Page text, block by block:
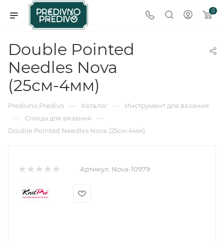
0
Double Pointed
Needles Nova
(25см-4мм)
Predivno Predivo — Каталог — Инструмент для вязания
— Спицы для вязания —
Double Pointed Needles Nova (25см-4мм)
Артикул: Nova-10979